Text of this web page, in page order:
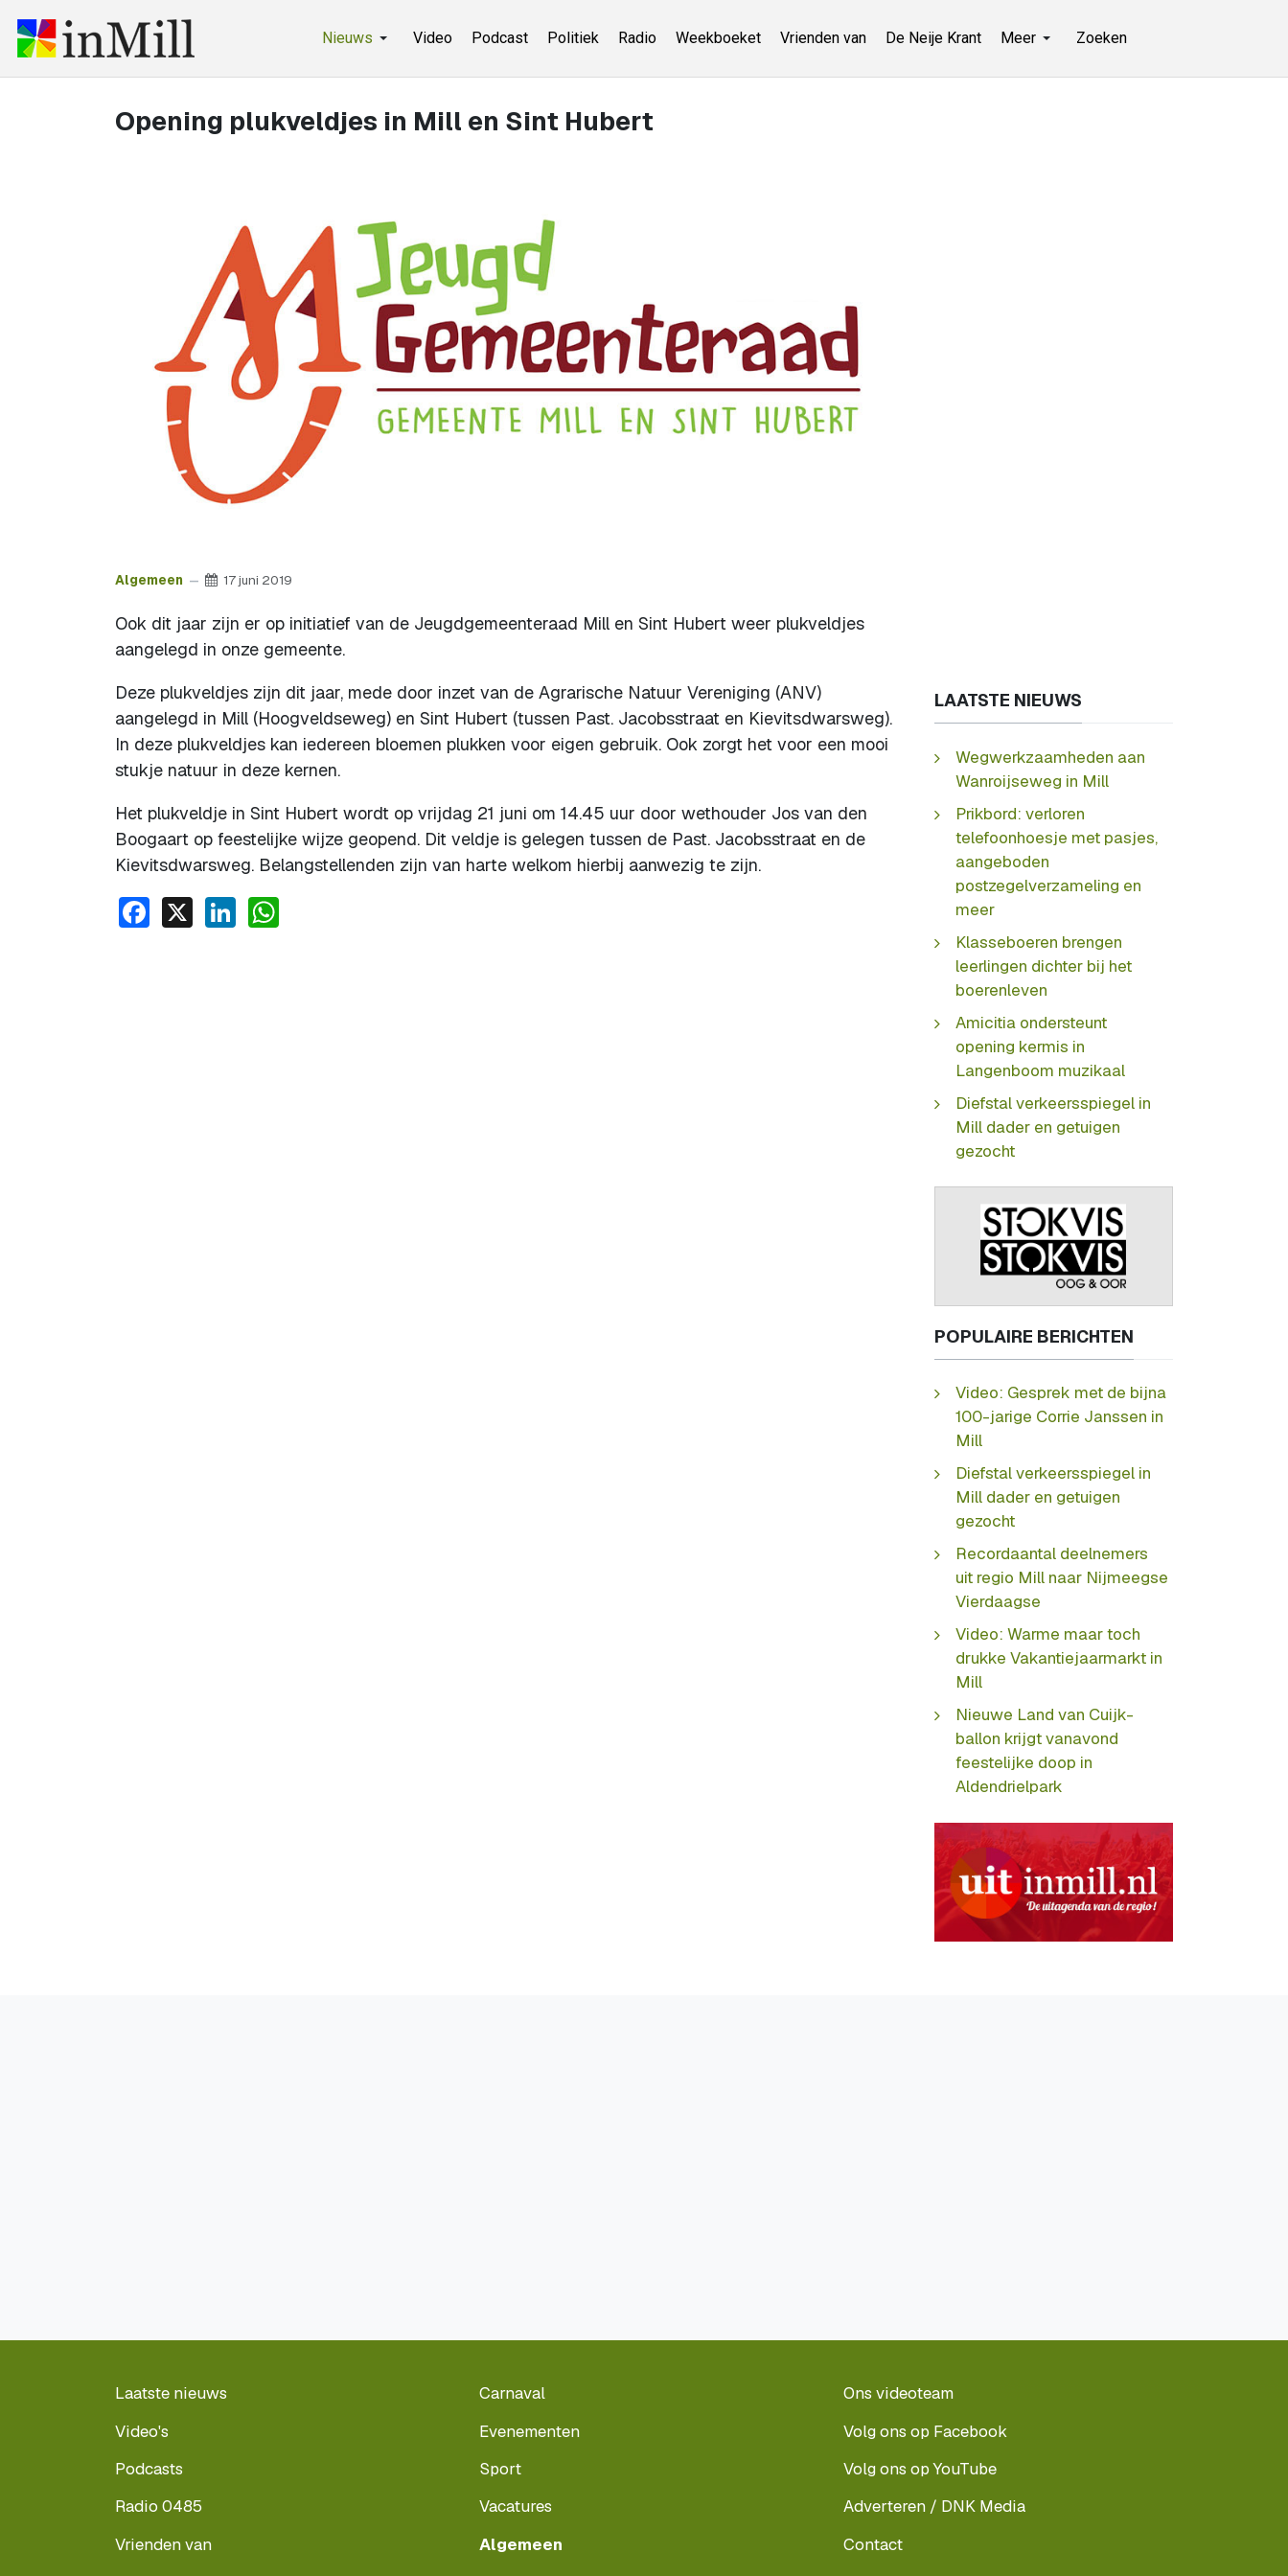
Nieuws Video Podcast Politiek Radio Weekboeket Vrienden van De Neije Krant Meer Zoeken
Opening plukveldjes in Mill en Sint Hubert
Algemeen 17 juni 2019
Ook dit jaar zijn er op initiatief van de Jeugdgemeenteraad Mill en Sint Hubert weer plukveldjes
aangelegd in onze gemeente.
Deze plukveldjes zijn dit jaar, mede door inzet van de Agrarische Natuur Vereniging (ANV)
aangelegd in Mill (Hoogveldseweg) en Sint Hubert (tussen Past. Jacobsstraat en Kievitsdwarsweg).
In deze plukveldjes kan iedereen bloemen plukken voor eigen gebruik. Ook zorgt het voor een mooi
stukje natuur in deze kernen.
Het plukveldje in Sint Hubert wordt op vrijdag 21 juni om 14.45 uur door wethouder Jos van den
Boogaart op feestelijke wijze geopend. Dit veldje is gelegen tussen de Past. Jacobsstraat en de
Kievitsdwarsweg. Belangstellenden zijn van harte welkom hierbij aanwezig te zijn.
Facebook
X LinkedIn
LAATSTE NIEUWS
Wegwerkzaamheden aan
Wanroijseweg in Mill
Prikbord: verloren
telefoonhoesje met pasjes,
aangeboden
postzegelverzameling en
meer
Klasseboeren brengen
leerlingen dichter bij het
boerenleven
Amicitia ondersteunt
opening kermis in
Langenboom muzikaal
Diefstal verkeersspiegel in
Mill dader en getuigen
gezocht
POPULAIRE BERICHTEN
Video: Gesprek met de bijna
100-jarige Corrie Janssen in
Mill
Diefstal verkeersspiegel in
Mill dader en getuigen
gezocht
Recordaantal deelnemers
uit regio Mill naar Nijmeegse
Vierdaagse
Video: Warme maar toch
drukke Vakantiejaarmarkt in
Mill
Nieuwe Land van Cuijk-
ballon krijgt vanavond
feestelijke doop in
Aldendrielpark
Laatste nieuws
Video's
Podcasts
Radio 0485
Vrienden van
Carnaval
Evenementen
Sport
Vacatures
Algemeen
Ons videoteam
Volg ons op Facebook
Volg ons op YouTube
Adverteren / DNK Media
Contact